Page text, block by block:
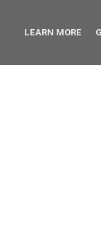
LEARN MORE